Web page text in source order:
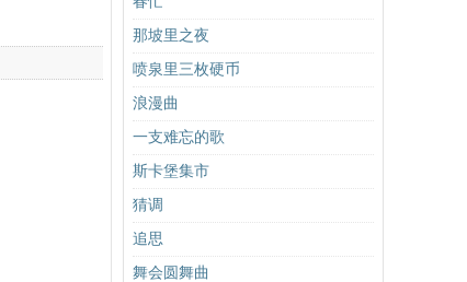
那坡里之夜
喷泉里三枚硬币
浪漫曲
一支难忘的歌
斯卡堡集市
猜调
追思
舞会圆舞曲